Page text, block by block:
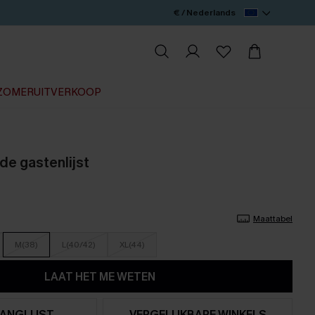
€ / Nederlands
gastenlijst
Maattabel
M(38) L(40/42) XL(44)
LAAT HET ME WETEN